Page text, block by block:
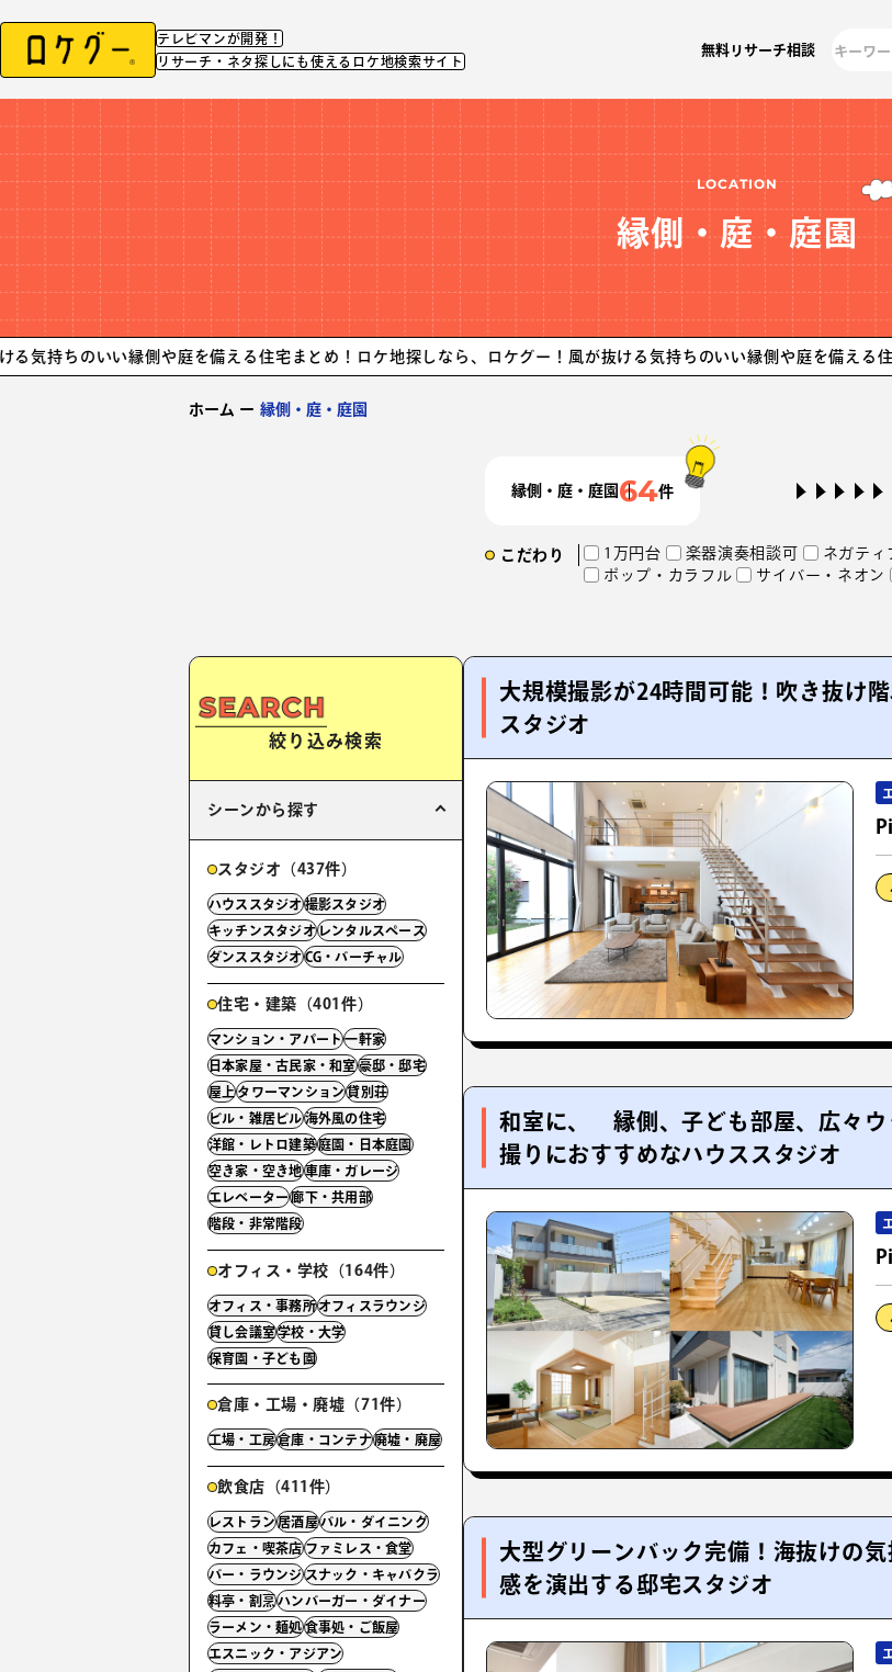
テレビマンが開発！
リサーチ・ネタ探しにも使えるロケ地検索サイト
無料リサーチ相談
LOCATION
縁側・庭・庭園
いい縁側や庭を備える住宅まとめ！ロケ地探しなら、ロケグー！ 風が抜ける気持ちのいい縁側や庭を備える住宅まとめ
ホーム ー 縁側・庭・庭園
縁側・庭・庭園 64件
こだわり 1万円台 楽器演奏相談可
ネガティ
ポップ・カラフル
サイバー・ネオン
大規模撮影が24時間可能！吹き抜け
スタジオ
和室に、 縁側、子ども部屋、広々ウ
撮りにおすすめなハウススタジオ
大型グリーンバック完備！海抜けの
感を演出する邸宅スタジオ
絞り込み検索
シーンから探す
スタジオ（437件）
ハウススタジオ撮影スタジオ
キッチンスタジオレンタルスペース
ダンススタジオCG・バーチャル
住宅・建築（401件）
マンション・アパート一軒家
日本家屋・古民家・和室豪邸・邸宅
屋上タワーマンション貸別荘
ビル・雑居ビル海外風の住宅
洋館・レトロ建築庭園・日本庭園
空き家・空き地車庫・ガレージ
エレベーター廊下・共用部
階段・非常階段
オフィス・学校（164件）
オフィス・事務所オフィスラウンジ
貸し会議室学校・大学
保育園・子ども園
倉庫・工場・廃墟（71件）
工場・工房倉庫・コンテナ廃墟・廃屋
飲食店（411件）
レストラン居酒屋バル・ダイニング
カフェ・喫茶店ファミレス・食堂
バー・ラウンジスナック・キャバクラ
料亭・割烹ハンバーガー・ダイナー
ラーメン・麺処食事処・ご飯屋
エスニック・アジアン